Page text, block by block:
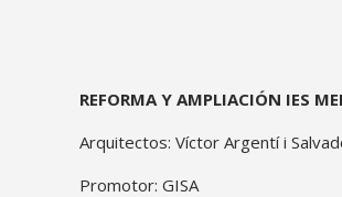
proyecto
REFORMA Y AMPLIACIÓN IES
Arquitectos: Víctor Argentí i
Promotor: GISA